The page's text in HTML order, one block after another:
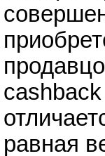
равная